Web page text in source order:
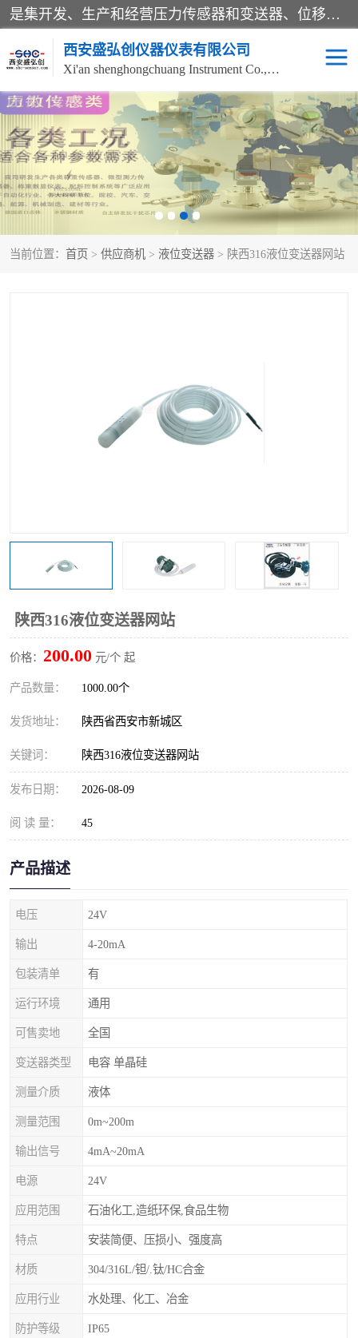
是集开发、生产和经营压力传感器和变送器、位移传感器和变送器、流量传感器和变送器、称重传感器和变送器、测力传感器和变送器、温湿度传感器和变送器、扭矩传感器、智能数显控制仪表等产品的化高新技术企业。
西安盛弘创仪器仪表有限公司
Xi'an shenghongchuang Instrument Co., Ltd
当前位置： 首页 > 供应商机 > 液位变送器 > 陕西316液位变送器网站
陕西316液位变送器网站
价格： 200.00 元/个 起
产品数量： 1000.00个
发货地址： 陕西省西安市新城区
关键词： 陕西316液位变送器网站
发布日期： 2026-08-09
阅 读 量： 45
产品描述
电压 24V
输出 4-20mA
包装清单 有
运行环境 通用
可售卖地 全国
变送器类型 电容 单晶硅
测量介质 液体
测量范围 0m~200m
输出信号 4mA~20mA
电源 24V
应用范围 石油化工,造纸环保,食品生物
特点 安装简便、压损小、强度高
材质 304/316L/钽/.钛/HC合金
应用行业 水处理、化工、冶金
防护等级 IP65
称重传感器 超声波流量计
压力变送器 通用型压力变送器
液位变送器 流量计
位移传感器 差压变送器